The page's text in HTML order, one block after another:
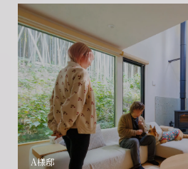
A様邸